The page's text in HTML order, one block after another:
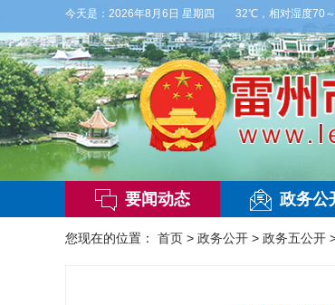
今天是： 2026年8月6日 星期四
雷阵雨，局部大雨，东南风2～3级，气温25～32℃，相对湿度70
要闻动态 政务公
您现在的位置： 首页 > 政务公开 > 政务五公开